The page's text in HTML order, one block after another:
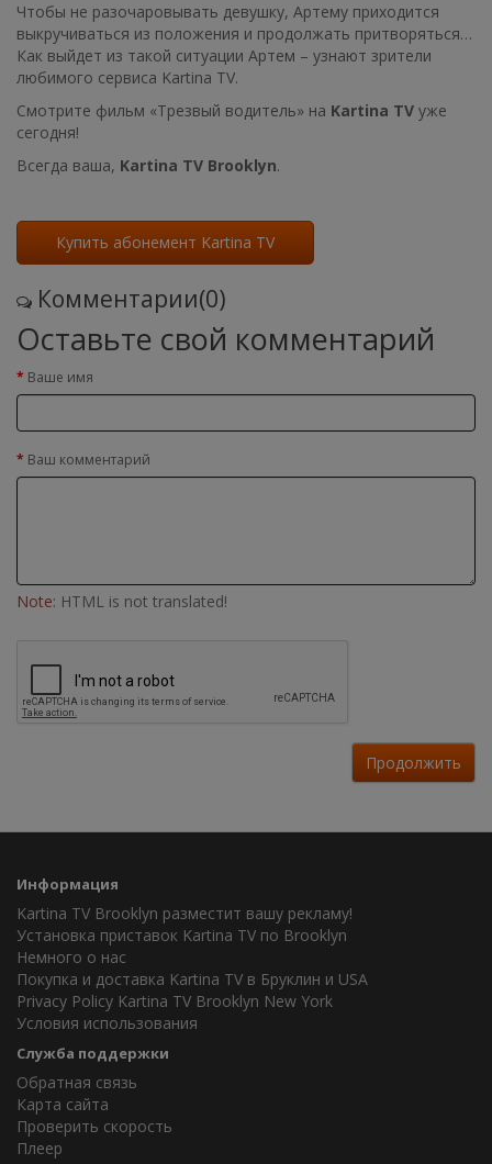
Чтобы не разочаровывать девушку, Артему приходится
выкручиваться из положения и продолжать притворяться…
Как выйдет из такой ситуации Артем – узнают зрители
любимого сервиса Kartina TV.
Смотрите фильм «Трезвый водитель» на Kartina TV уже
сегодня!
Всегда ваша, Kartina TV Brooklyn.
Купить абонемент Kartina TV
Комментарии(0)
Оставьте свой комментарий
Ваше имя
Ваш комментарий
Note: HTML is not translated!
Продолжить
Информация
Kartina TV Brooklyn разместит вашу рекламу!
Установка приставок Kartina TV по Brooklyn
Немного о нас
Покупка и доставка Kartina TV в Бруклин и USA
Privacy Policy Kartina TV Brooklyn New York
Условия использования
Служба поддержки
Обратная связь
Карта сайта
Проверить скорость
Плеер